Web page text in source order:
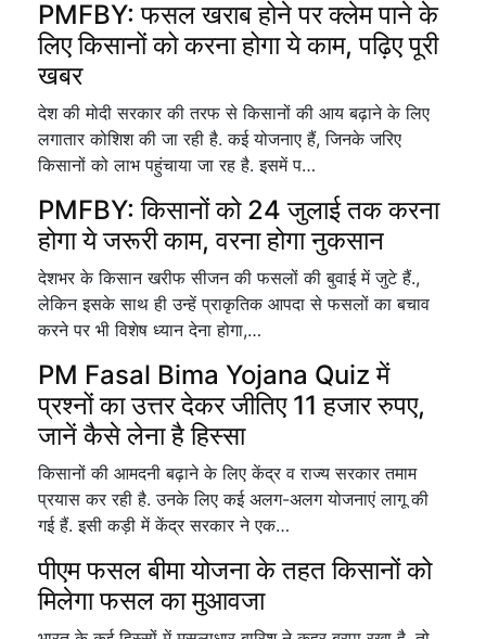
PMFBY: फसल खराब होने पर क्लेम पाने के
लिए किसानों को करना होगा ये काम, पढ़िए पूरी
खबर
देश की मोदी सरकार की तरफ से किसानों की आय बढ़ाने के लिए
लगातार कोशिश की जा रही है. कई योजनाए हैं, जिनके जरिए
किसानों को लाभ पहुंचाया जा रह है. इसमें प…
PMFBY: किसानों को 24 जुलाई तक करना
होगा ये जरूरी काम, वरना होगा नुकसान
देशभर के किसान खरीफ सीजन की फसलों की बुवाई में जुटे हैं.,
लेकिन इसके साथ ही उन्हें प्राकृतिक आपदा से फसलों का बचाव
करने पर भी विशेष ध्यान देना होगा,…
PM Fasal Bima Yojana Quiz में
प्रश्नों का उत्तर देकर जीतिए 11 हजार रुपए,
जानें कैसे लेना है हिस्सा
किसानों की आमदनी बढ़ाने के लिए केंद्र व राज्य सरकार तमाम
प्रयास कर रही है. उनके लिए कई अलग-अलग योजनाएं लागू की
गई हैं. इसी कड़ी में केंद्र सरकार ने एक…
पीएम फसल बीमा योजना के तहत किसानों को
मिलेगा फसल का मुआवजा